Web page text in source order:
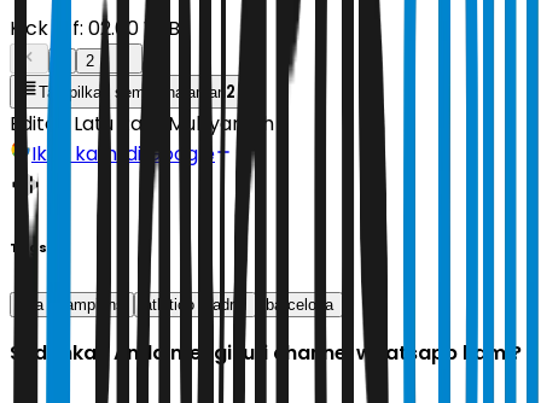
Kick off: 02.00 WIB
2
Tampilkan semua halaman 2
Editor: Latu Ratri Mubyarsah
Ikuti kami di Google
Tags
liga champions atletico madrid barcelona
Sudahkah Anda mengikuti channel whatsapp kami?